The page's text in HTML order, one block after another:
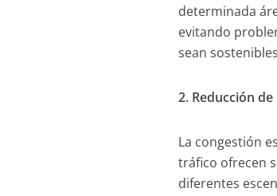
determinada
evitando
sean
2. Reducción
La congestión
tráfico ofrecen
diferentes